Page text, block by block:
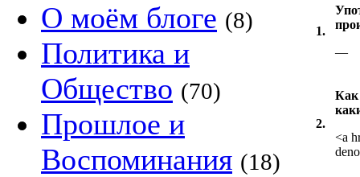
О моём блоге (8)
Политика и
Общество (70)
Прошлое и
Воспоминания (18)
1.
—
2.
Как
<a